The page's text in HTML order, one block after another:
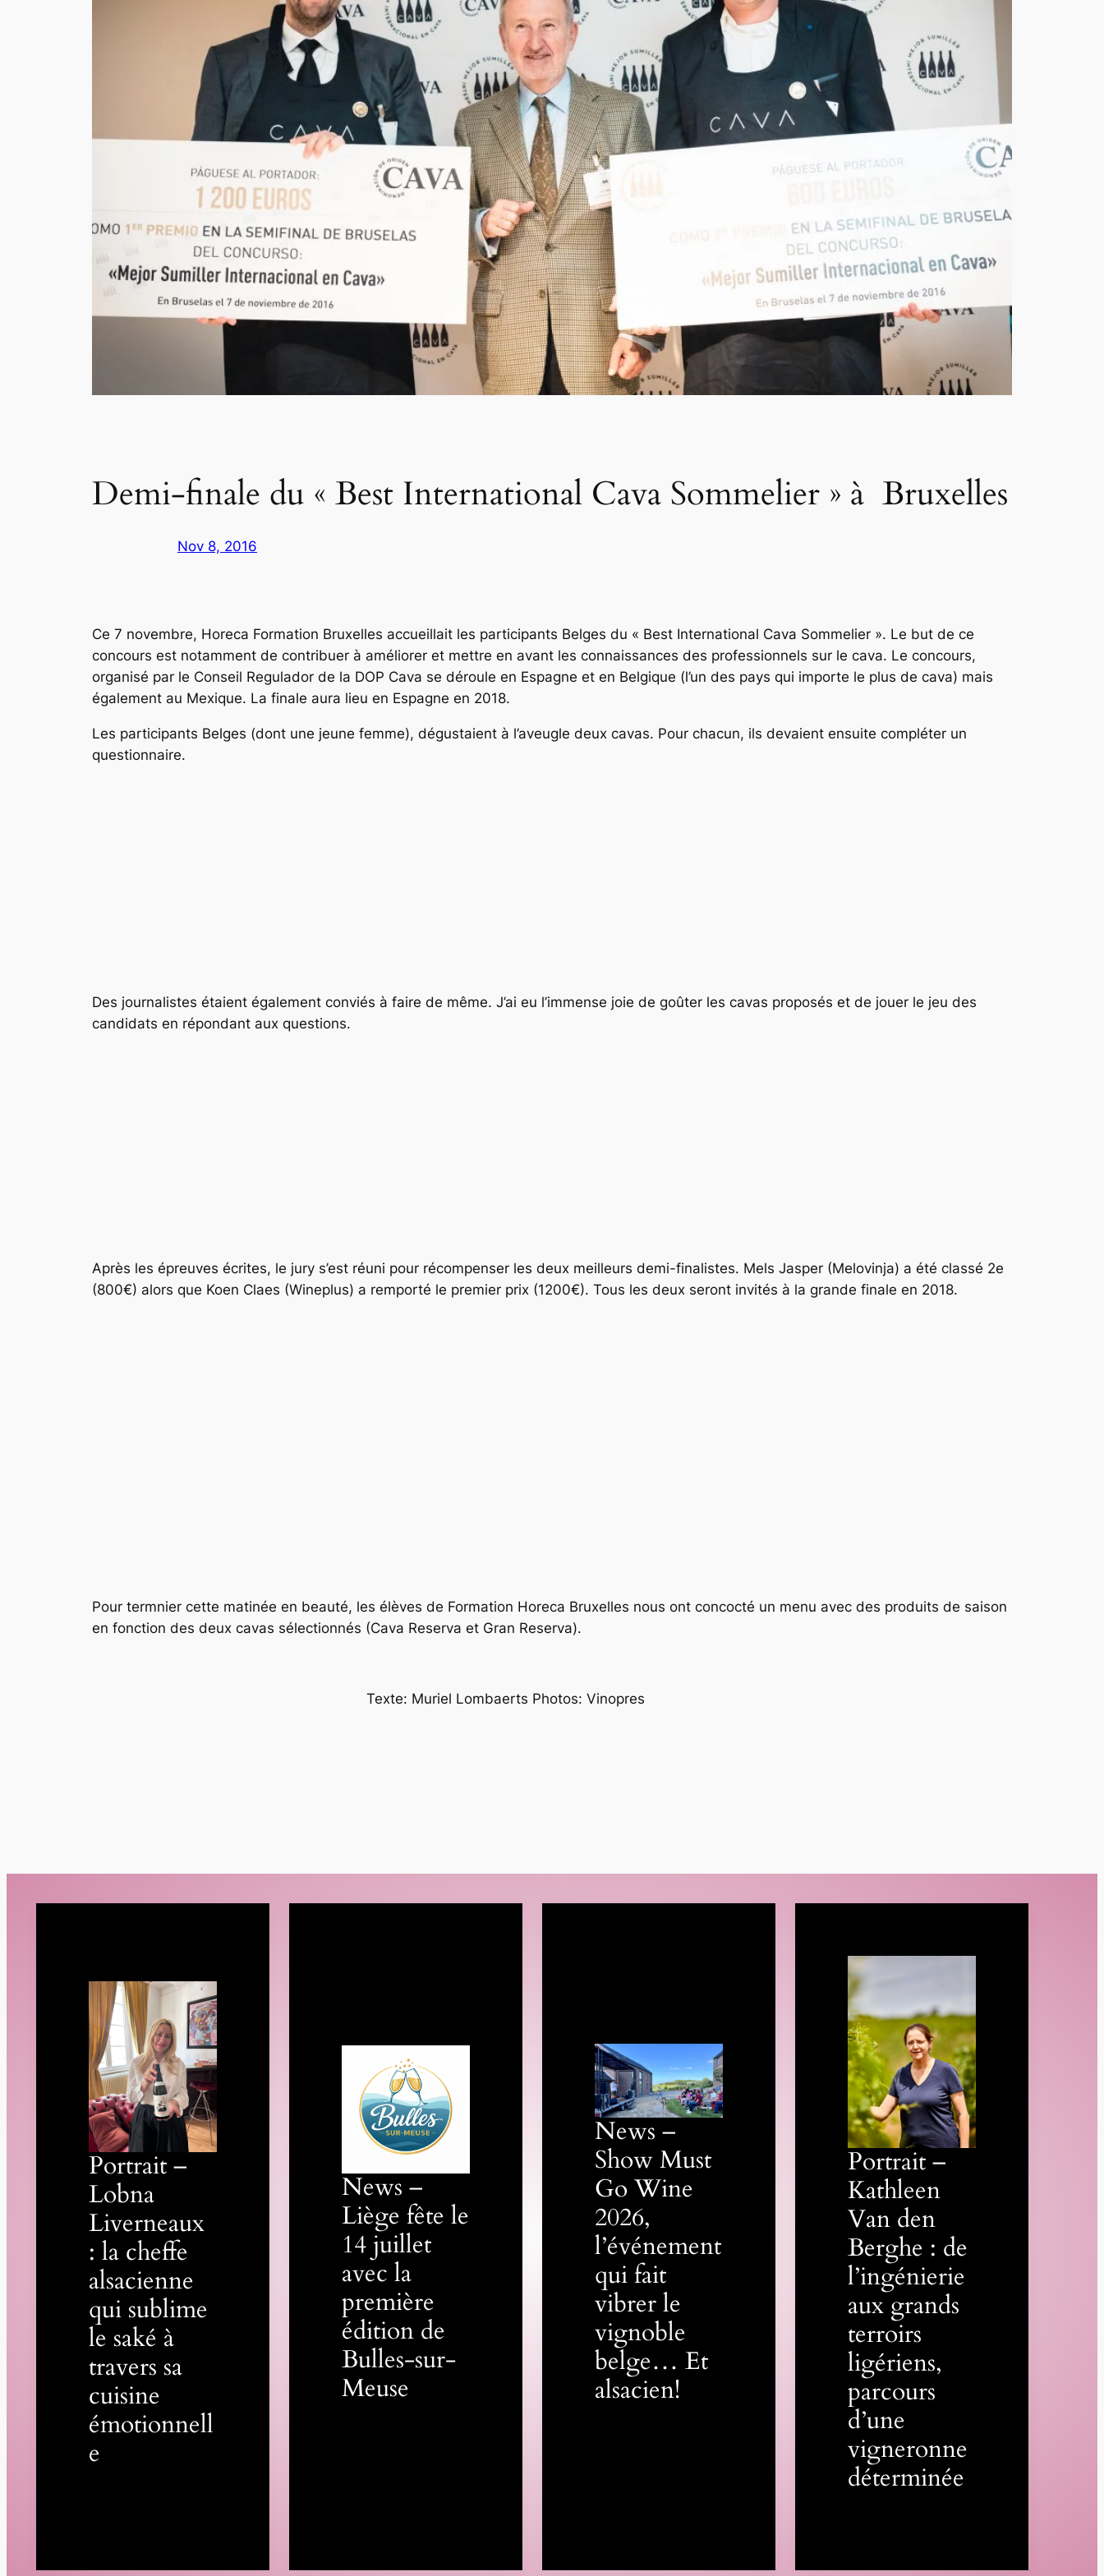
Demi-finale du « Best International Cava Sommelier » à Bruxelles
Nov 8, 2016
Ce 7 novembre, Horeca Formation Bruxelles accueillait les participants Belges du « Best International Cava Sommelier ». Le but de ce
concours est notamment de contribuer à améliorer et mettre en avant les connaissances des professionnels sur le cava. Le concours,
organisé par le Conseil Regulador de la DOP Cava se déroule en Espagne et en Belgique (l’un des pays qui importe le plus de cava) mais
également au Mexique. La finale aura lieu en Espagne en 2018.
Les participants Belges (dont une jeune femme), dégustaient à l’aveugle deux cavas. Pour chacun, ils devaient ensuite compléter un
questionnaire.
Des journalistes étaient également conviés à faire de même. J’ai eu l’immense joie de goûter les cavas proposés et de jouer le jeu des
candidats en répondant aux questions.
Après les épreuves écrites, le jury s’est réuni pour récompenser les deux meilleurs demi-finalistes. Mels Jasper (Melovinja) a été classé 2e
(800€) alors que Koen Claes (Wineplus) a remporté le premier prix (1200€). Tous les deux seront invités à la grande finale en 2018.
Pour termnier cette matinée en beauté, les élèves de Formation Horeca Bruxelles nous ont concocté un menu avec des produits de saison
en fonction des deux cavas sélectionnés (Cava Reserva et Gran Reserva).
Texte: Muriel Lombaerts Photos: Vinopres
Portrait –
Lobna
Liverneaux
: la cheffe
alsacienne
qui sublime
le saké à
travers sa
cuisine
émotionnell
e
News –
Liège fête le
14 juillet
avec la
première
édition de
Bulles-sur-
Meuse
News –
Show Must
Go Wine
2026,
l’événement
qui fait
vibrer le
vignoble
belge… Et
alsacien!
Portrait –
Kathleen
Van den
Berghe : de
l’ingénierie
aux grands
terroirs
ligériens,
parcours
d’une
vigneronne
déterminée